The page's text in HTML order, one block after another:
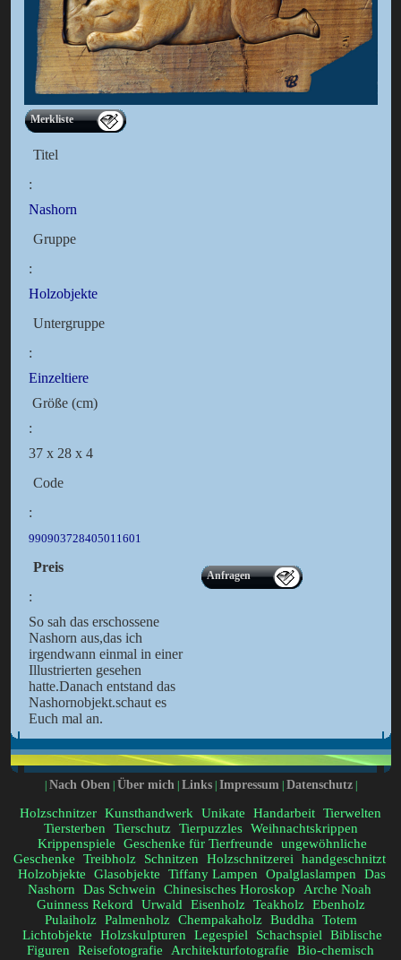
Merkliste
Titel
:
Nashorn
Gruppe
:
Holzobjekte
Untergruppe
:
Einzeltiere
Größe (cm)
:
37 x 28 x 4
Code
:
990903728405011601
Preis
:
Anfragen
So sah das erschossene
Nashorn aus,das ich
irgendwann einmal in einer
Illustrierten gesehen
hatte.Danach entstand das
Nashornobjekt.schaut es
Euch mal an.
Nach Oben| Über mich| Links| Impressum| Datenschutz|
Holzschnitzer Kunsthandwerk Unikate Handarbeit Tierwelten
Tiersterben
Tierschutz Tierpuzzles Weihnachtskrippen
Krippenspiele
Geschenke für Tierfreunde
ungewöhnliche
Geschenke
Treibholz Schnitzen Holzschnitzerei
handgeschnitzt
Holzobjekte
Glasobjekte Tiffany Lampen Opalglaslampen
Das
Nashorn
Das Schwein Chinesisches Horoskop
Arche Noah
Guinness Rekord
Urwald Eisenholz Teakholz Ebenholz
Pulaiholz Palmenholz Chempakaholz Buddha
Totem
Lichtobjekte
Holzskulpturen Legespiel Schachspiel
Biblische
Figuren
Reisefotografie Architekturfotografie
Bio-chemisch